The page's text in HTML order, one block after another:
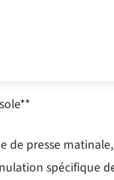
de presse
spécifique